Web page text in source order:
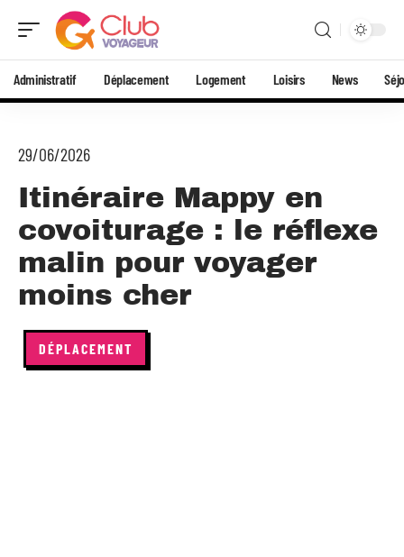
Administratif Déplacement Logement Loisirs News
29/06/2026
Itinéraire Mappy en
covoiturage : le réflexe
malin pour voyager
moins cher
DÉPLACEMENT